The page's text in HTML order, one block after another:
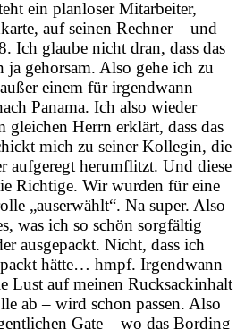
ein planloser Mitarbeiter,
auf seinen Rechner – und
Ich glaube nicht dran, dass das
gehorsam. Also gehe ich zu
einem für irgendwann
Panama. Ich also wieder
gleichen Herrn erklärt, dass das
mich zu seiner Kollegin, die
aufgeregt herumflitzt. Und diese
Richtige. Wir wurden für eine
„auserwählt“. Na super. Also
was ich so schön sorgfältig
ausgepackt. Nicht, dass ich
hätte… hmpf. Irgendwann
Lust auf meinen Rucksackinhalt
ab – wird schon passen. Also
Gate – wo das Bording